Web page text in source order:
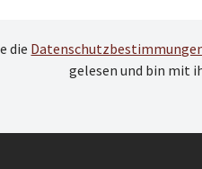
die
gelesen und bin mit